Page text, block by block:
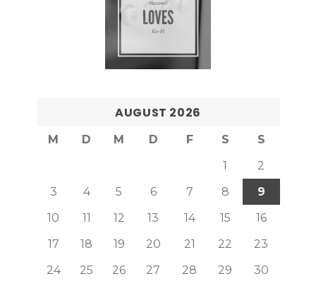
AUGUST 2026
M D M D F S
S
1
2
3
4 5 6 7 8
9
10
11 12 13 14 15
16
17
18 19 20 21 22
23
24
25 26 27 28 29
30